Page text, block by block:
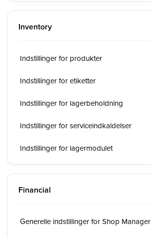
Inventory
Indstillinger for produkter
Indstillinger for etiketter
Indstillinger for lagerbeholdning
Indstillinger for serviceindkaldelser
Indstillinger for lagermodulet
Financial
Generelle indstillinger for Shop Manager